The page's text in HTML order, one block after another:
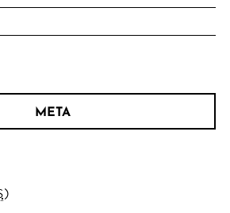
META
)